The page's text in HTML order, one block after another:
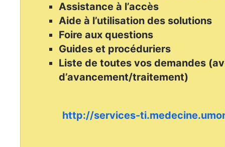
Assistance à l’accès
Aide à l’utilisation des solutions
Foire aux questions
Guides et procéduriers
Liste de toutes vos demandes
d’avancement/traitement)
http://services-